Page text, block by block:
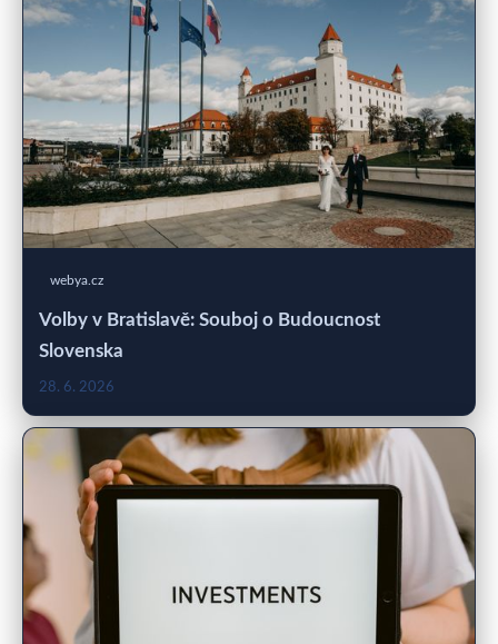
webya.cz
Volby v Bratislavě: Souboj o Budoucnost
Slovenska
28. 6. 2026